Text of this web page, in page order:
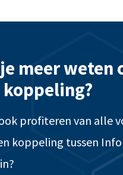
meer weten
koppeling?
profiteren van alle
koppeling tussen